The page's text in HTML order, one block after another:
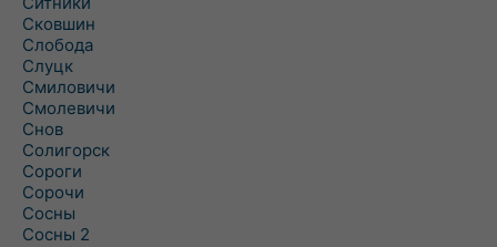
Сковшин
Слобода
Слуцк
Смиловичи
Смолевичи
Снов
Солигорск
Сороги
Сорочи
Сосны
Сосны 2